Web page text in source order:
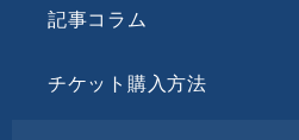
記事コラム
チケット購入方法